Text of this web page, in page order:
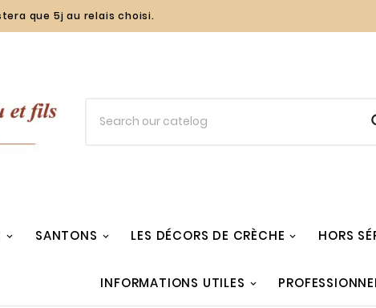
que 5j au relais choisi.
SANTONS LES DÉCORS DE CRÈCHE HORS
INFORMATIONS UTILES